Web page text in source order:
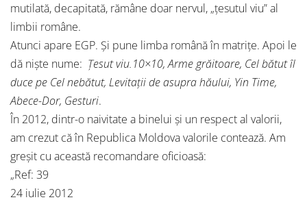
mutilată, decapitată, rămâne doar nervul, „țesutul viu” al
limbii române.
Atunci apare EGP. Și pune limba română în matrițe. Apoi le
dă niște nume: Țesut viu.10×10, Arme grăitoare, Cel bătut îl
duce pe Cel nebătut, Levitații de asupra hăului, Yin Time,
Abece-Dor, Gesturi.
În 2012, dintr-o naivitate a binelui și un respect al valorii,
am crezut că în Republica Moldova valorile contează. Am
greșit cu această recomandare oficioasă:
„Ref: 39
24 iulie 2012